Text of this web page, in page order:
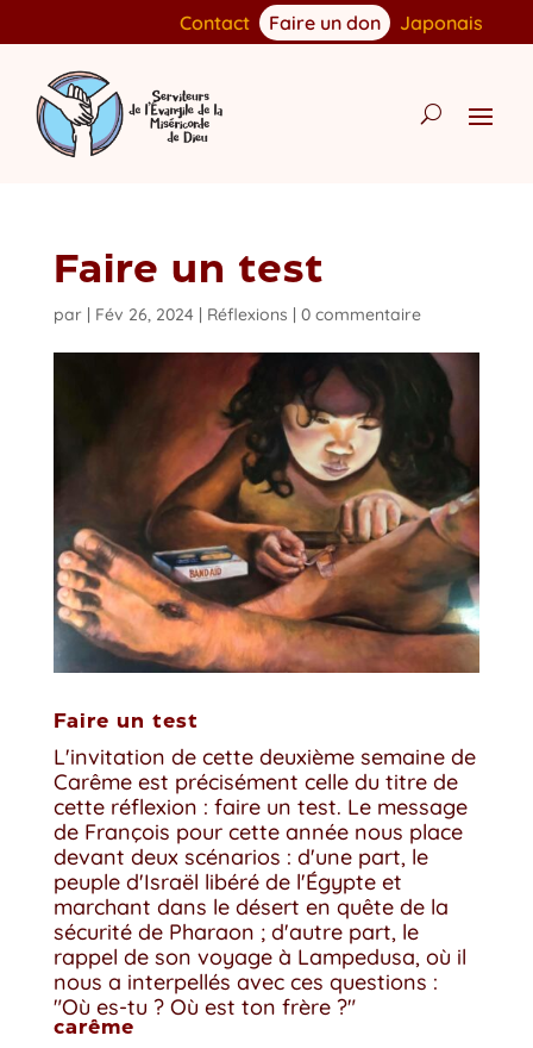
Contact Faire un don Japonais
Faire un test
par Fév 26, 2024 Réflexions 0 commentaire
Faire un test
L'invitation de cette deuxième semaine de
Carême est précisément celle du titre de
cette réflexion : faire un test. Le message
de François pour cette année nous place
devant deux scénarios : d'une part, le
peuple d'Israël libéré de l'Égypte et
marchant dans le désert en quête de la
sécurité de Pharaon ; d'autre part, le
rappel de son voyage à Lampedusa, où il
nous a interpellés avec ces questions :
"Où es-tu ? Où est ton frère ?"
carême